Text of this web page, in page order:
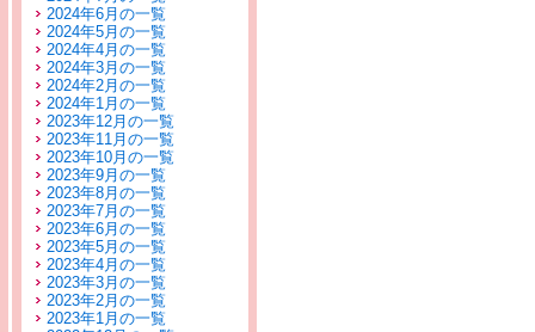
2024年6月の一覧
2024年5月の一覧
2024年4月の一覧
2024年3月の一覧
2024年2月の一覧
2024年1月の一覧
2023年12月の一覧
2023年11月の一覧
2023年10月の一覧
2023年9月の一覧
2023年8月の一覧
2023年7月の一覧
2023年6月の一覧
2023年5月の一覧
2023年4月の一覧
2023年3月の一覧
2023年2月の一覧
2023年1月の一覧